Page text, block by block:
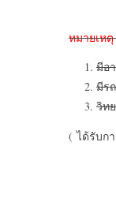
หมายเห
มีอ
มีร
วิท
( ได้รับก